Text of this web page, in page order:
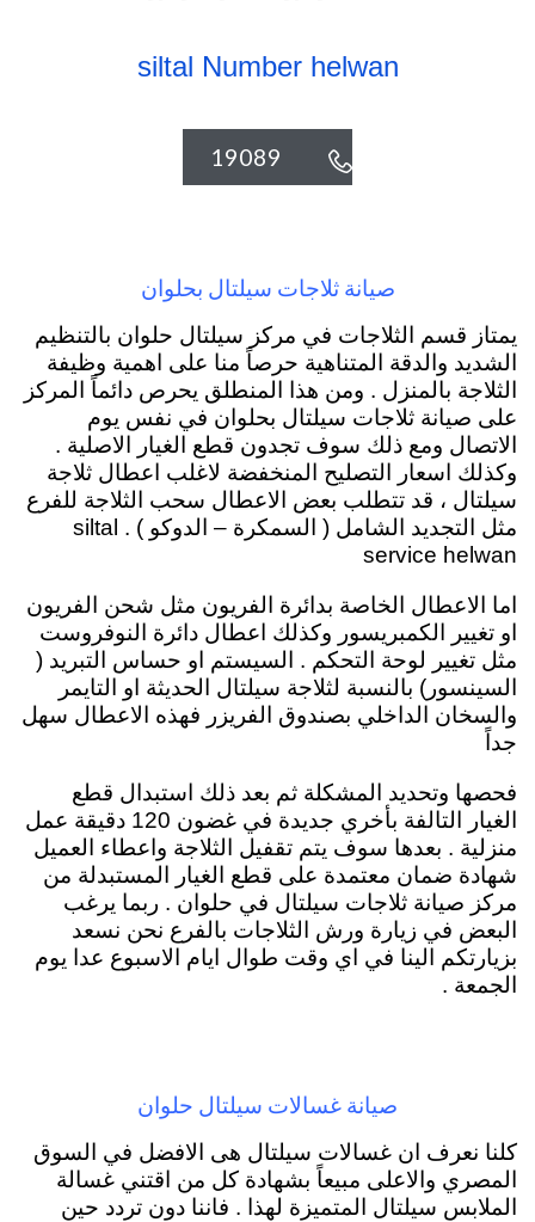
siltal Number helwan

19089
صيانة ثلاجات سيلتال بحلوان
يمتاز قسم الثلاجات في مركز سيلتال حلوان بالتنظيم
الشديد والدقة المتناهية حرصاً منا على اهمية وظيفة
الثلاجة بالمنزل . ومن هذا المنطلق يحرص دائماً المركز
على صيانة ثلاجات سيلتال بحلوان في نفس يوم
الاتصال ومع ذلك سوف تجدون قطع الغيار الاصلية .
وكذلك اسعار التصليح المنخفضة لاغلب اعطال ثلاجة
سيلتال ، قد تتطلب بعض الاعطال سحب الثلاجة للفرع
مثل التجديد الشامل ( السمكرة – الدوكو ) . siltal
service helwan
اما الاعطال الخاصة بدائرة الفريون مثل شحن الفريون
او تغيير الكمبريسور وكذلك اعطال دائرة النوفروست
مثل تغيير لوحة التحكم . السيستم او حساس التبريد (
السينسور) بالنسبة لثلاجة سيلتال الحديثة او التايمر
والسخان الداخلي بصندوق الفريزر فهذه الاعطال سهل
جداً
فحصها وتحديد المشكلة ثم بعد ذلك استبدال قطع
الغيار التالفة بأخري جديدة في غضون 120 دقيقة عمل
منزلية . بعدها سوف يتم تقفيل الثلاجة واعطاء العميل
شهادة ضمان معتمدة على قطع الغيار المستبدلة من
مركز صيانة ثلاجات سيلتال في حلوان . ربما يرغب
البعض في زيارة ورش الثلاجات بالفرع نحن نسعد
بزيارتكم الينا في اي وقت طوال ايام الاسبوع عدا يوم
الجمعة .
صيانة غسالات سيلتال حلوان
كلنا نعرف ان غسالات سيلتال هى الافضل في السوق
المصري والاعلى مبيعاً بشهادة كل من اقتني غسالة
الملابس سيلتال المتميزة لهذا . فاننا دون تردد حين